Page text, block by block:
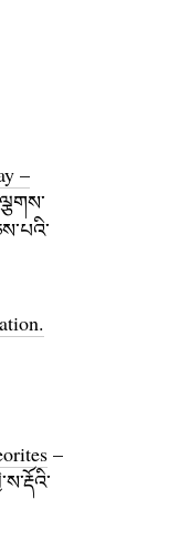
–
–